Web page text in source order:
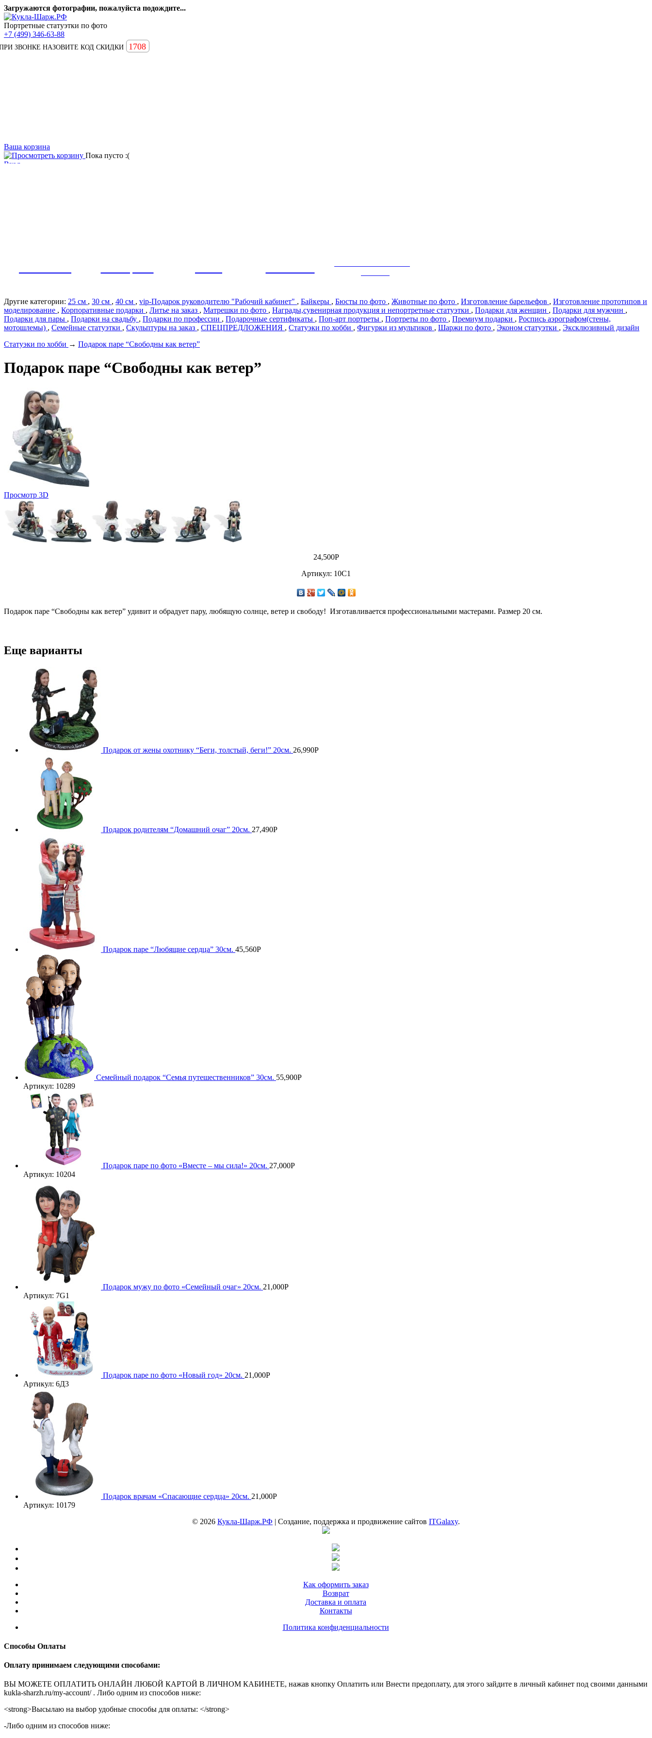
Загружаются фотографии, пожалуйста подождите...
Портретные статуэтки по фото
+7 (499) 346-63-88
ЗВОНКЕ НАЗОВИТЕ КОД СКИДКИ 1708
Ваша корзина
Пока пусто :(
Вход
Другие категории: 25 см , 30 см , 40 см , vip-Подарок руководителю "Рабочий кабинет" , Байкеры , Бюсты по фото , Животные по фото , Изготовление барельефов , Изготовление прототипов и
моделирование , Корпоративные подарки , Литье на заказ , Матрешки по фото , Награды,сувенирная продукция и непортретные статуэтки , Подарки для женщин , Подарки для мужчин ,
Подарки для пары , Подарки на свадьбу , Подарки по профеcсии , Подарочные сертификаты , Поп-арт портреты , Портреты по фото , Премиум подарки , Роспись аэрографом(стены,
мотошлемы) , Семейные статуэтки , Скульптуры на заказ , СПЕЦПРЕДЛОЖЕНИЯ , Статуэки по хобби , Фигурки из мультиков , Шаржи по фото , Эконом статуэтки , Эксклюзивный дизайн
Статуэки по хобби → Подарок паре “Свободны как ветер”
Подарок паре “Свободны как ветер”
Просмотр 3D
24,500Р
Артикул: 10C1
Подарок паре “Свободны как ветер” удивит и обрадует пару, любящую солнце, ветер и свободу! Изготавливается профессиональными мастерами. Размер 20 см.
Еще варианты
Подарок от жены охотнику “Беги, толстый, беги!” 20см. 26,990Р
Подарок родителям “Домашний очаг” 20см. 27,490Р
Подарок паре “Любящие сердца” 30см. 45,560Р
Семейный подарок “Семья путешественников” 30см. 55,900Р
Артикул: 10289
Подарок паре по фото «Вместе – мы сила!» 20см. 27,000Р
Артикул: 10204
Подарок мужу по фото «Семейный очаг» 20см. 21,000Р
Артикул: 7G1
Подарок паре по фото «Новый год» 20см. 21,000Р
Артикул: 6Д3
Подарок врачам «Спасающие сердца» 20см. 21,000Р
Артикул: 10179
© 2026 Кукла-Шарж.РФ | Создание, поддержка и продвижение сайтов ITGalaxy.
Как оформить заказ
Возврат
Доставка и оплата
Контакты
Политика конфиденциальности
Способы Оплаты
Оплату принимаем следующими способами:
ВЫ МОЖЕТЕ ОПЛАТИТЬ ОНЛАЙН ЛЮБОЙ КАРТОЙ В ЛИЧНОМ КАБИНЕТЕ, нажав кнопку Оплатить или Внести предоплату, для этого зайдите в личный кабинет под своими данными
kukla-sharzh.ru/my-account/ . Либо одним из способов ниже:
<strong>Высылаю на выбор удобные способы для оплаты: </strong>
-Либо одним из способов ниже: